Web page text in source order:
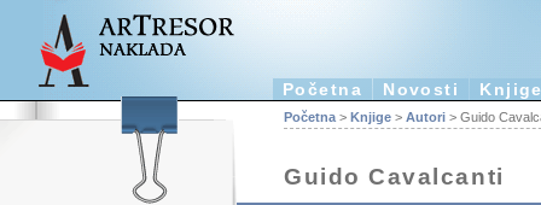
Početna Novosti
Početna > Knjige > Autori > Guido
Guido Cavalcanti